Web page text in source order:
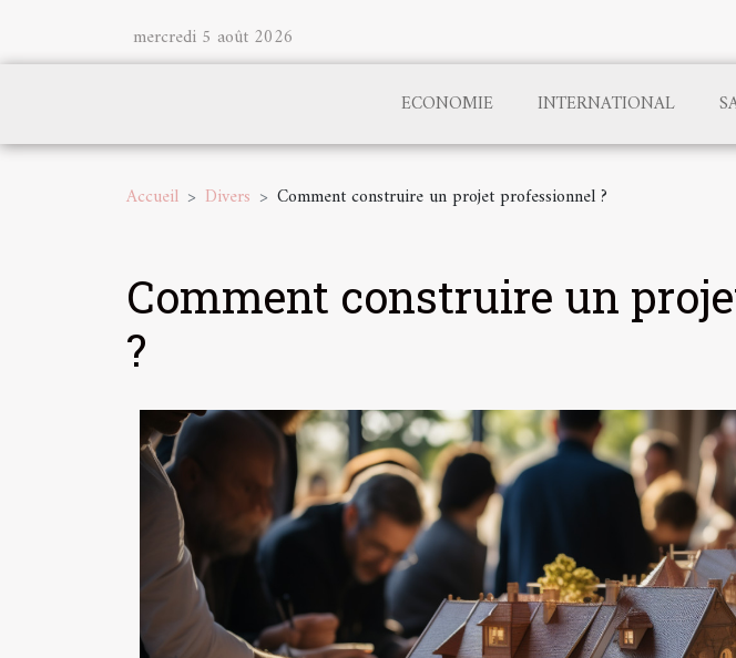
mercredi 5 août 2026
ECONOMIE INTERNATIONAL
Accueil Divers Comment construire un projet professionnel ?
Comment construire un
?